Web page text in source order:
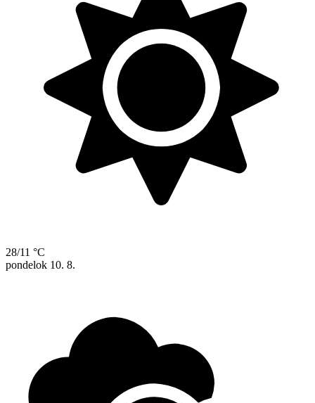
28/11 °C
pondelok 10. 8.